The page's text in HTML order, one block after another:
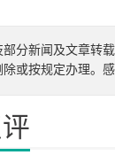
部分新闻及文章转
除或按规定办理。